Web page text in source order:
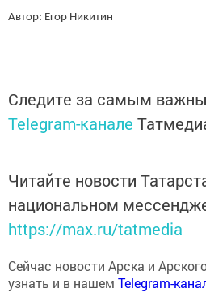
Автор: Егор Никитин
Следите за самым
Telegram-канале
Читайте новости
национальном
https://max.ru/tatmedia
Сейчас новости Арска и
узнать и в нашем Telegram-